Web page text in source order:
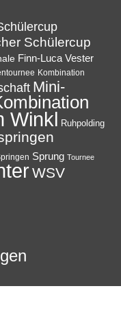
Schülercup
Finn-Luca Vester
Kombination
Mini-
Winkl Ruhpolding
Sprung Tournee
WSV